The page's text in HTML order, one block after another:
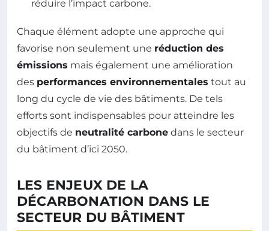
réduire l’impact carbone.
Chaque élément adopte une approche qui
favorise non seulement une réduction des
émissions mais également une amélioration
des performances environnementales tout au
long du cycle de vie des bâtiments. De tels
efforts sont indispensables pour atteindre les
objectifs de neutralité carbone dans le secteur
du bâtiment d’ici 2050.
LES ENJEUX DE LA
DÉCARBONATION DANS LE
SECTEUR DU BÂTIMENT